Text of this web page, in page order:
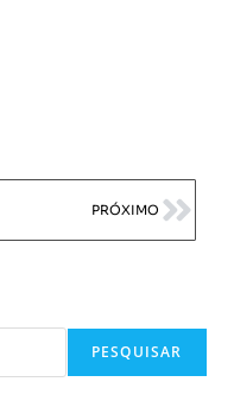
PRÓXIMO
PESQUISAR